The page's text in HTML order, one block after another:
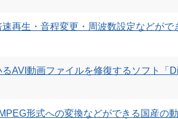
速再生・音程変更・周波数設定などが
るAVI動画ファイルを修復するソフト「
形式への変換などができる国産の